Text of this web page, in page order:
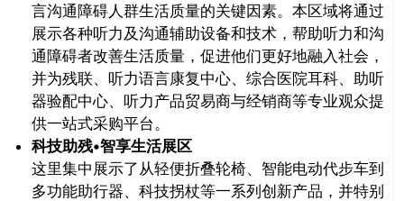
言沟通障碍人群生活质量的关键因素。本区域将通过
展示各种听力及沟通辅助设备和技术，帮助听力和沟
通障碍者改善生活质量，促进他们更好地融入社会，
并为残联、听力语言康复中心、综合医院耳科、助听
器验配中心、听力产品贸易商与经销商等专业观众提
供一站式采购平台。
科技助残•智享生活展区
这里集中展示了从轻便折叠轮椅、智能电动代步车到
多功能助行器、科技拐杖等一系列创新产品，并特别